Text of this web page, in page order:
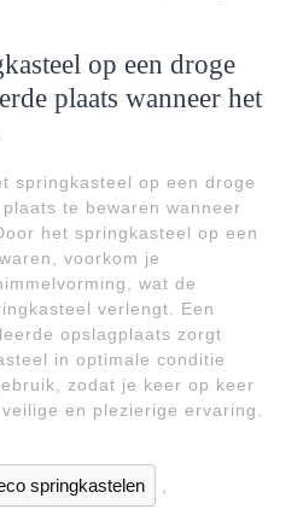
op een droge
plaats wanneer het
springkasteel op een droge
te bewaren wanneer
het springkasteel op een
voorkom je
wat de
verlengt. Een
opslagplaats zorgt
in optimale conditie
zodat je keer op keer
en plezierige ervaring.
springkastelen